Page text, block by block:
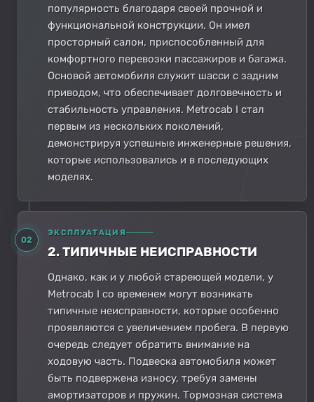
популярность благодаря своей прочной и
функциональной конструкции. Он имел
просторный салон, приспособленный для
комфортного перевозки пассажиров и багажа.
Основой автомобиля служит шасси с задним
приводом, что обеспечивает долговечность и
стабильность управления. Metrocab I стал
первым из нескольких поколений,
демонстрируя успешные инженерные решения,
которые использовались и в последующих
моделях.
02
ЭКСПЛУАТАЦИЯ
2. ТИПИЧНЫЕ НЕИСПРАВНОСТИ
Однако, как и у любой стареющей модели, у
Metrocab I со временем могут возникать
типичные неисправности, которые особенно
проявляются с увеличением пробега. В первую
очередь следует обратить внимание на
ходовую часть. Подвеска автомобиля может
быть подвержена износу, требуя замены
амортизаторов и пружин. Тормозная система